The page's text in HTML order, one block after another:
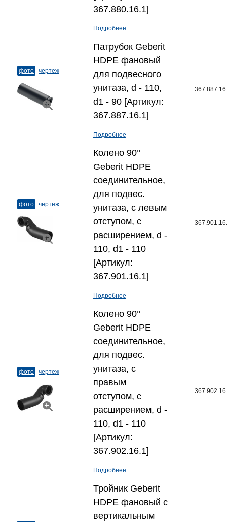
367.880.16.1]
Подробнее
фото чертеж
Патрубок Geberit
HDPE фановый
для подвесного
унитаза, d - 110,
d1 - 90 [Артикул:
367.887.16.1]
Подробнее
фото чертеж
Колено 90°
Geberit HDPE
соединительное,
для подвес.
унитаза, с левым
отступом, с
расширением, d -
110, d1 - 110
[Артикул:
367.901.16.1]
Подробнее
фото чертеж
Колено 90°
Geberit HDPE
соединительное,
для подвес.
унитаза, с
правым
отступом, с
расширением, d -
110, d1 - 110
[Артикул:
367.902.16.1]
Подробнее
Тройник Geberit
HDPE фановый с
вертикальным